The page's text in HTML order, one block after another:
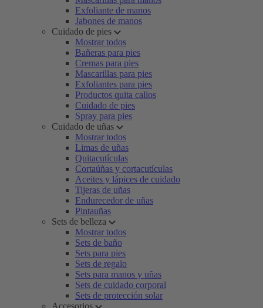
Exfoliante de manos
Jabones de manos
Cuidado de pies
Mostrar todos
Bañeras para pies
Cremas para pies
Mascarillas para pies
Exfoliantes para pies
Productos quita callos
Cuidado de pies
Spray para pies
Cuidado de uñas
Mostrar todos
Limas de uñas
Quitacutículas
Cortaúñas y cortacutículas
Aceites y lápices de cuidado
Tijeras de uñas
Endurecedor de uñas
Pintauñas
Sets de belleza
Mostrar todos
Sets de baño
Sets para pies
Sets de regalo
Sets para manos y uñas
Sets de cuidado corporal
Sets de protección solar
Accesorios